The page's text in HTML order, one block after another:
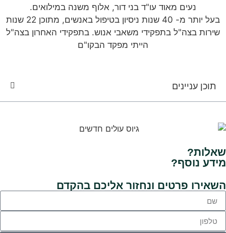
נעים מאוד עו"ד בני דור, אלוף משנה במילואים.
בעל יותר מ- 40 שנות ניסיון בטיפול באנשים, מתוכן 22 שנות
שירות בצה"ל בתפקידי משאבי אנוש. בתפקידי האחרון בצה"ל
הייתי מפקד הבקו"ם
תוכן עניינים
שאלות?
מידע נוסף?
השאירו פרטים ונחזור אליכם בהקדם